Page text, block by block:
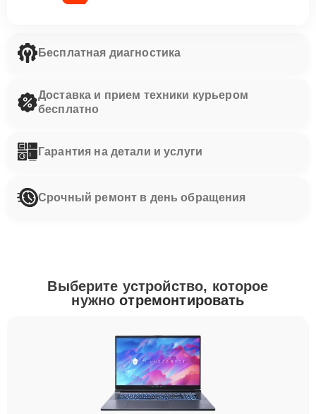
Бесплатная диагностика
Доставка и прием техники курьером
бесплатно
Гарантия на детали и услуги
Срочный ремонт в день обращения
Выберите устройство, которое
нужноотремонтировать